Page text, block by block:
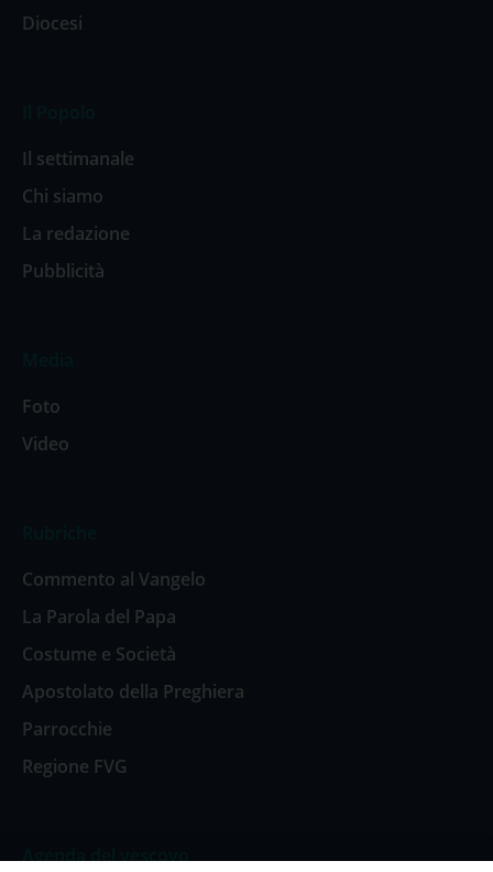
Diocesi
Il settimanale
Chi siamo
La redazione
Pubblicità
Foto
Video
Commento al Vangelo
La Parola del Papa
Costume e Società
Apostolato della Preghiera
Parrocchie
Regione FVG
Agenda del vescovo